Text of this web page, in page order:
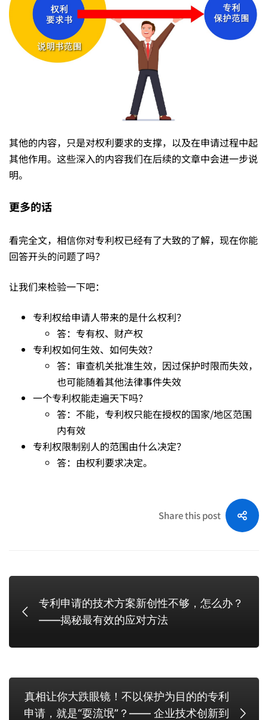
其他的内容，只是对权利要求的支撑，以及在申请过程中起
其他作用。这些深入的内容我们在后续的文章中会进一步说
明。
更多的话
看完全文，相信你对专利权已经有了大致的了解，现在你能
回答开头的问题了吗？
让我们来检验一下吧：
专利权给申请人带来的是什么权利？
答：专有权、财产权
专利权如何生效、如何失效？
答：审查机关批准生效，因过保护时限而失效，
也可能随着其他法律事件失效
一个专利权能走遍天下吗？
答：不能，专利权只能在授权的国家/地区范围
内有效
专利权限制别人的范围由什么决定？
答：由权利要求决定。
Share this post
专利申请的技术方案新创性不够，怎么办？
——揭秘最有效的应对方法
真相让你大跌眼镜！不以保护为目的的专利
申请，就是“耍流氓”？—— 企业技术创新到